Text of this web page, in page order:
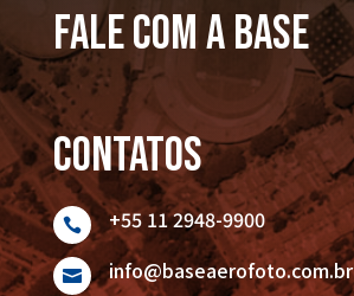
FALE COM A BASE
Contatos
 +55 11 2948-9900
 info@baseaerofoto.com.br